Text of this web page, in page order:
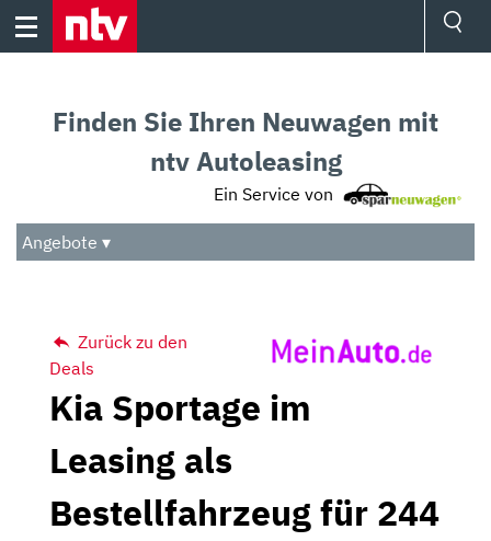
Skip
Audio
Das Beste
Finden Sie Ihren Neuwagen mit
ntv Autoleasing
Ein Service von
Angebote ▾
Zurück zu den
Deals
Kia Sportage im
Leasing als
Bestellfahrzeug für 244